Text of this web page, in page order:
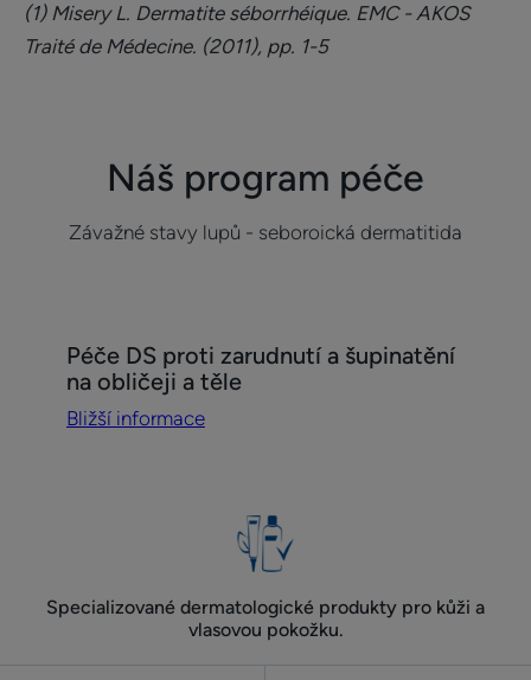
(1) Misery L. Dermatite séborrhéique. EMC - AKOS
Traité de Médecine. (2011), pp. 1-5
Náš program péče
Závažné stavy lupů - seboroická dermatitida
informace
Péče
DS
a těle
Péče DS proti zarudnutí a šupinatění
na obličeji a těle
Bližší informace
Specializované dermatologické produkty pro kůži a
vlasovou pokožku.